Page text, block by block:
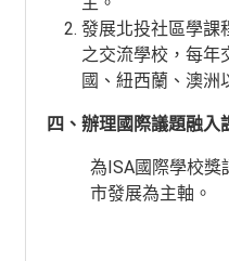
發展北投社區學課
之交流學校，每年
國、紐西蘭、澳洲
四、辦理國際議題融入
為ISA國際學校獎
市發展為主軸。